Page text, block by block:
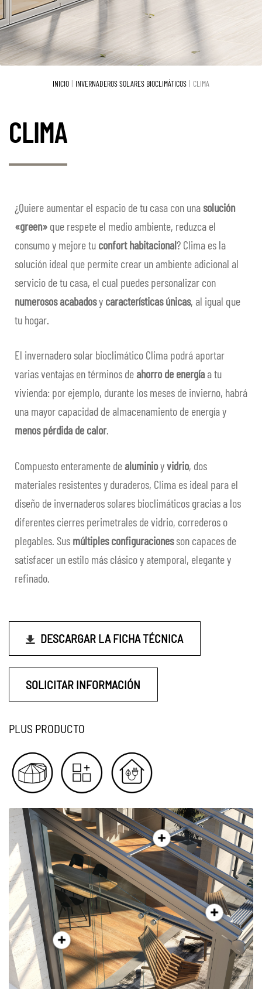
Sistemas Tuttovetro
Jardines de invierno
el
menú
hijo
PROYECTOS
PARTICULARES
CONTRACT
DESTACADOS
CONTACTOS
ES
hijo
INICIO INVERNADEROS SOLARES BIOCLIMÁTICOS CLIMA
CLIMA
¿Quiere aumentar el espacio de tu casa con una solución
«green» que respete el medio ambiente, reduzca el
consumo y mejore tu confort habitacional? Clima es la
solución ideal que permite crear un ambiente adicional al
servicio de tu casa, el cual puedes personalizar con
numerosos acabadosy características únicas, al igual que
tu hogar.
El invernadero solar bioclimático Clima podrá aportar
varias ventajas en términos deahorro de energía a tu
vivienda: por ejemplo, durante los meses de invierno, habrá
una mayor capacidad de almacenamiento de energía y
menos pérdida de calor.
Compuesto enteramente dealuminioyvidrio, dos
materiales resistentes y duraderos, Clima es ideal para el
diseño de invernaderos solares bioclimáticos gracias a los
diferentes cierres perimetrales de vidrio, correderos o
plegables. Sus múltiples configuracionesson capaces de
satisfacer un estilo más clásico y atemporal, elegante y
refinado.
DESCARGAR LA FICHA TÉCNICA
SOLICITAR INFORMACIÓN
PLUS PRODUCTO